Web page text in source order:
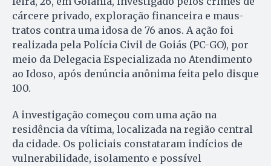
cárcere privado, exploração financeira e maus-
tratos contra uma idosa de 76 anos. A ação foi
realizada pela Polícia Civil de Goiás (PC-GO), por
meio da Delegacia Especializada no Atendimento
ao Idoso, após denúncia anônima feita pelo disque
100.
A investigação começou com uma ação na
residência da vítima, localizada na região central
da cidade. Os policiais constataram indícios de
vulnerabilidade, isolamento e possível